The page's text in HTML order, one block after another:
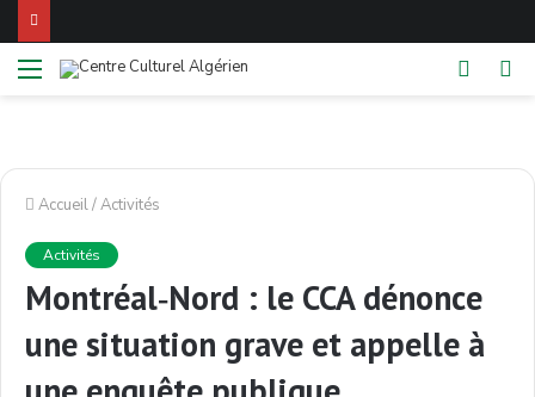
Menu
Switch
Accueil/Activités
Activités
Montréal‑Nord : le CCA dénonce
une situation grave et appelle à